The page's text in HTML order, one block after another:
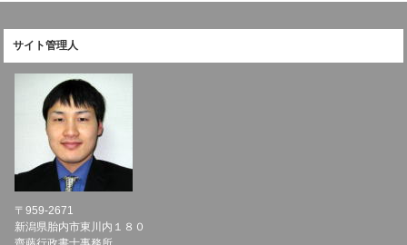
サイト管理人
〒959-2671
新潟県胎内市東川内１８０